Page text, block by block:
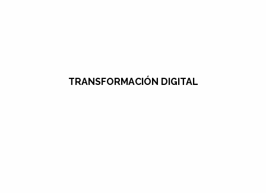
TRANSFORMACIÓN DIGITAL